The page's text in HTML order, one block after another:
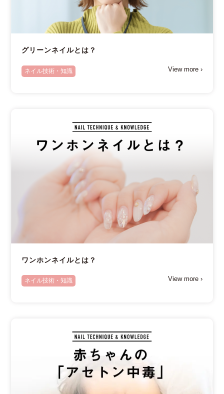
グリーンネイルとは？
ネイル技術・知識 View more ›
ワンホンネイルとは？
ネイル技術・知識 View more ›